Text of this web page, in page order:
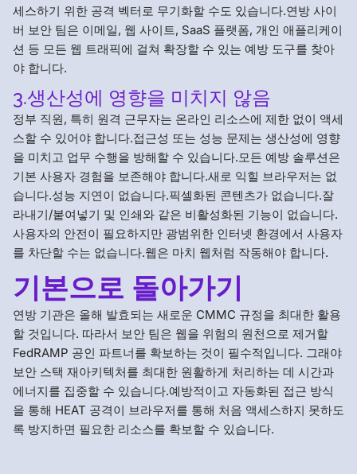
세스하기 위한 공격 벡터로 무기화할 수도 있습니다.연방 사이
버 보안 팀은 이메일, 웹 사이트, SaaS 플랫폼, 개인 애플리케이
션 등 모든 웹 트래픽에 걸쳐 확장할 수 있는 예방 도구를 찾아
야 합니다.
3.생산성에 영향을 미치지 않음
정부 직원, 특히 원격 근무자는 온라인 리소스에 제한 없이 액세
스할 수 있어야 합니다.접근성 또는 성능 문제는 생산성에 영향
을 미치고 업무 수행을 방해할 수 있습니다.모든 예방 솔루션은
기본 사용자 경험을 보존해야 합니다.새로 익힐 브라우저는 없
습니다.성능 지연이 없습니다.픽셀화된 콘텐츠가 없습니다.잘
라내기/붙여넣기 및 인쇄와 같은 비활성화된 기능이 없습니다.
사용자의 안전이 필요하지만 광범위한 인터넷 환경에서 사용자
를 차단할 수는 없습니다.웹은 마치 웹처럼 작동해야 합니다.
기본으로 돌아가기
연방 기관은 올해 발효되는 새로운 CMMC 규정을 최대한 활용
할 것입니다. 따라서 보안 팀은 웹을 위험의 원천으로 제거할
FedRAMP 공인 파트너를 확보하는 것이 필수적입니다. 그래야
보안 스택 재아키텍처를 최대한 원활하게 처리하는 데 시간과
에너지를 집중할 수 있습니다.예방적이고 자동화된 접근 방식
을 통해 HEAT 공격이 브라우저를 통해 처음 액세스하지 못하도
록 방지하면 필요한 리소스를 확보할 수 있습니다.